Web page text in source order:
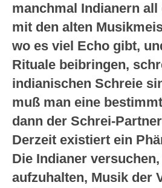
manchmal Indianern
mit den alten
wo es viel Echo gibt,
Rituale beibringen,
indianischen Schreie
muß man eine
dann der Schrei-
Derzeit existiert ein
Die Indianer
aufzuhalten, Musik der